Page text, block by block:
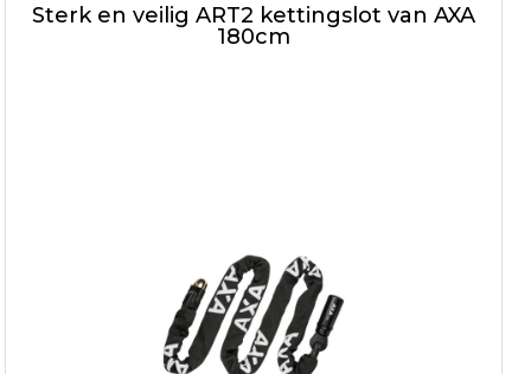
Sterk en veilig ART2 kettingslot van AXA
180cm